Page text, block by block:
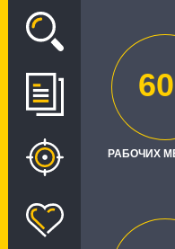
Проект
РАБОЧИХ